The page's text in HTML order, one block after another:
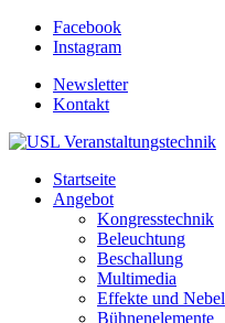
Facebook
Instagram
Newsletter
Kontakt
Startseite
Angebot
Kongresstechnik
Beleuchtung
Beschallung
Multimedia
Effekte und Nebel
Bühnenelemente